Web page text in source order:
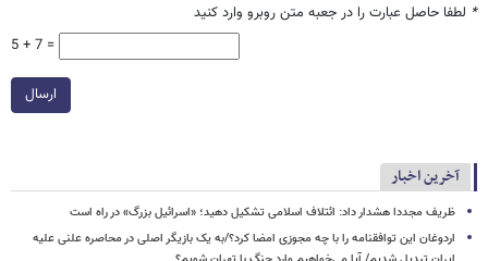
* لطفا حاصل عبارت را در جعبه متن روبرو وارد کنید
5 + 7 =
ارسال
آخرین اخبار
ظریف مجددا هشدار داد: ائتلاف اسلامی تشکیل دهید؛ «اسرائیل بزرگ» در راه است
اردوغان این توافقنامه را با چه مجوزی امضا کرد؟/به یک بازیگر اصلی در محاصره علنی علیه